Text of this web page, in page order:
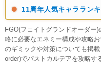
11周年人気キャラランキ
FGO(フェイトグランドオーダー
略に必要なエネミー構成や攻略
のギミックや対策についても掲
order)でパストカルデアを攻略す